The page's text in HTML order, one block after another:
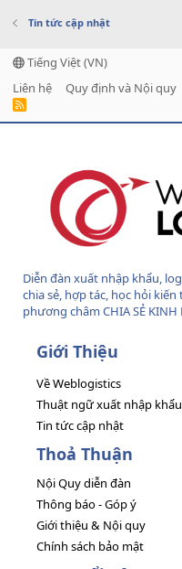
Tin tức cập nhật
Tiếng Việt (VN)
Liên hệ
Quy định và Nội quy
R
Diễn đàn xuất nhập khẩu,
chia sẻ, hợp tác, học hỏi
phương châm CHIA SẺ KINH
Giới Thiệu
Về Weblogistics
Thuật ngữ xuất nhập khẩu
Tin tức cập nhật
Thoả Thuận
Nội Quy diễn đàn
Thông báo - Góp ý
Giới thiệu & Nội quy
Chính sách bảo mật